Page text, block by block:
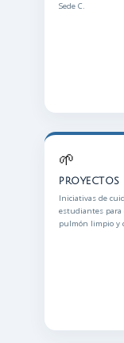
Sede C.
🌱
Iniciativas de
estudiantes
pulmón limpio y